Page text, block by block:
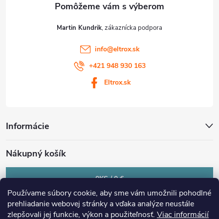
Používame súbory cookie, aby sme vám umožnili pohodlné
prehliadanie webovej stránky a vďaka analýze neustále
zlepšovali jej funkcie, výkon a použiteľnosť. Viac informácií
Martin Kundrik
info@eltrox.sk
+421 948 930 163
Eltrox.sk
Informácie
Nákupný košík
0KS /0 €